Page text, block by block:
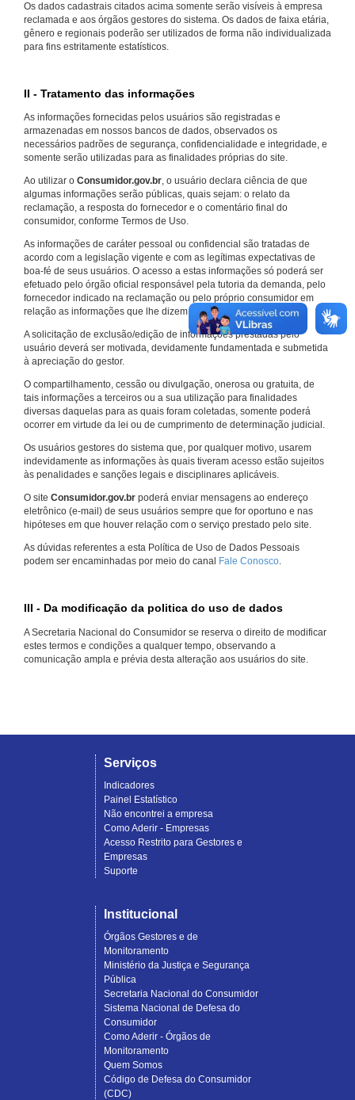
Os dados cadastrais citados acima somente serão visíveis à empresa
reclamada e aos órgãos gestores do sistema. Os dados de faixa etária,
gênero e regionais poderão ser utilizados de forma não individualizada
para fins estritamente estatísticos.
II - Tratamento das informações
As informações fornecidas pelos usuários são registradas e
armazenadas em nossos bancos de dados, observados os
necessários padrões de segurança, confidencialidade e integridade, e
somente serão utilizadas para as finalidades próprias do site.
Ao utilizar o Consumidor.gov.br, o usuário declara ciência de que
algumas informações serão públicas, quais sejam: o relato da
reclamação, a resposta do fornecedor e o comentário final do
consumidor, conforme Termos de Uso.
As informações de caráter pessoal ou confidencial são tratadas de
acordo com a legislação vigente e com as legítimas expectativas de
boa-fé de seus usuários. O acesso a estas informações só poderá ser
efetuado pelo órgão oficial responsável pela tutoria da demanda, pelo
fornecedor indicado na reclamação ou pelo próprio consumidor em
relação as informações que lhe dizem respeito.
A solicitação de exclusão/edição de informações prestadas pelo
usuário deverá ser motivada, devidamente fundamentada e submetida
à apreciação do gestor.
O compartilhamento, cessão ou divulgação, onerosa ou gratuita, de
tais informações a terceiros ou a sua utilização para finalidades
diversas daquelas para as quais foram coletadas, somente poderá
ocorrer em virtude da lei ou de cumprimento de determinação judicial.
Os usuários gestores do sistema que, por qualquer motivo, usarem
indevidamente as informações às quais tiveram acesso estão sujeitos
às penalidades e sanções legais e disciplinares aplicáveis.
O site Consumidor.gov.br poderá enviar mensagens ao endereço
eletrônico (e-mail) de seus usuários sempre que for oportuno e nas
hipóteses em que houver relação com o serviço prestado pelo site.
As dúvidas referentes a esta Política de Uso de Dados Pessoais
podem ser encaminhadas por meio do canal Fale Conosco.
III - Da modificação da politica do uso de dados
A Secretaria Nacional do Consumidor se reserva o direito de modificar
estes termos e condições a qualquer tempo, observando a
comunicação ampla e prévia desta alteração aos usuários do site.
Serviços
Indicadores
Painel Estatístico
Não encontrei a empresa
Como Aderir - Empresas
Acesso Restrito para Gestores e
Empresas
Suporte
Institucional
Órgãos Gestores e de
Monitoramento
Ministério da Justiça e Segurança
Pública
Secretaria Nacional do Consumidor
Sistema Nacional de Defesa do
Consumidor
Como Aderir - Órgãos de
Monitoramento
Quem Somos
Código de Defesa do Consumidor
(CDC)